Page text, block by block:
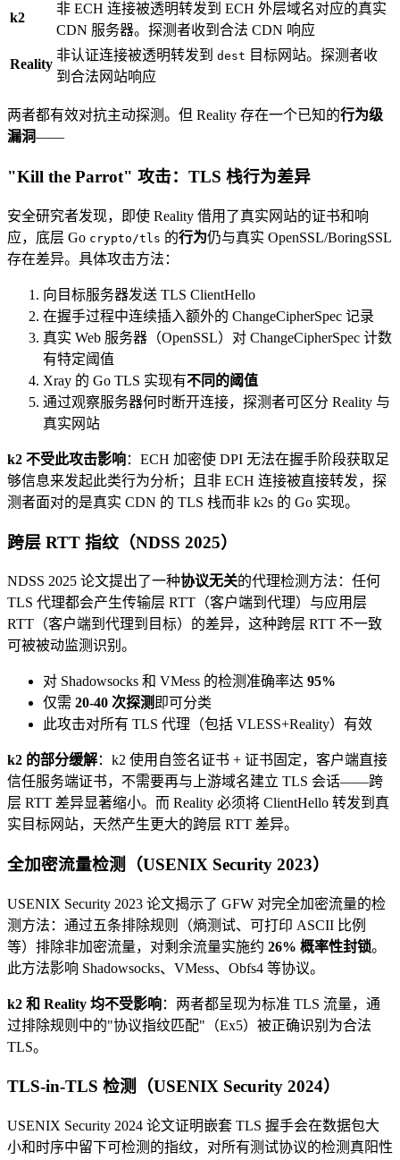
k2
非 ECH 连接被透明转发到 ECH 外层域名对应的真实
CDN 服务器。探测者收到合法 CDN 响应
Reality
非认证连接被透明转发到 dest 目标网站。探测者收
到合法网站响应
两者都有效对抗主动探测。但 Reality 存在一个已知的行为级
漏洞——
"Kill the Parrot" 攻击：TLS 栈行为差异
安全研究者发现，即使 Reality 借用了真实网站的证书和响
应，底层 Go crypto/tls 的行为仍与真实 OpenSSL/BoringSSL
存在差异。具体攻击方法：
向目标服务器发送 TLS ClientHello
在握手过程中连续插入额外的 ChangeCipherSpec 记录
真实 Web 服务器（OpenSSL）对 ChangeCipherSpec 计数
有特定阈值
Xray 的 Go TLS 实现有不同的阈值
通过观察服务器何时断开连接，探测者可区分 Reality 与
真实网站
k2 不受此攻击影响：ECH 加密使 DPI 无法在握手阶段获取足
够信息来发起此类行为分析；且非 ECH 连接被直接转发，探
测者面对的是真实 CDN 的 TLS 栈而非 k2s 的 Go 实现。
跨层 RTT 指纹（NDSS 2025）
NDSS 2025 论文提出了一种协议无关的代理检测方法：任何
TLS 代理都会产生传输层 RTT（客户端到代理）与应用层
RTT（客户端到代理到目标）的差异，这种跨层 RTT 不一致
可被被动监测识别。
对 Shadowsocks 和 VMess 的检测准确率达 95%
仅需 20-40 次探测 即可分类
此攻击对所有 TLS 代理（包括 VLESS+Reality）有效
k2 的部分缓解：k2 使用自签名证书 + 证书固定，客户端直接
信任服务端证书，不需要再与上游域名建立 TLS 会话——跨
层 RTT 差异显著缩小。而 Reality 必须将 ClientHello 转发到真
实目标网站，天然产生更大的跨层 RTT 差异。
全加密流量检测（USENIX Security 2023）
USENIX Security 2023 论文揭示了 GFW 对完全加密流量的检
测方法：通过五条排除规则（熵测试、可打印 ASCII 比例
等）排除非加密流量，对剩余流量实施约 26% 概率性封锁。
此方法影响 Shadowsocks、VMess、Obfs4 等协议。
k2 和 Reality 均不受影响：两者都呈现为标准 TLS 流量，通
过排除规则中的"协议指纹匹配"（Ex5）被正确识别为合法
TLS。
TLS-in-TLS 检测（USENIX Security 2024）
USENIX Security 2024 论文证明嵌套 TLS 握手会在数据包大
小和时序中留下可检测的指纹，对所有测试协议的检测真阳性